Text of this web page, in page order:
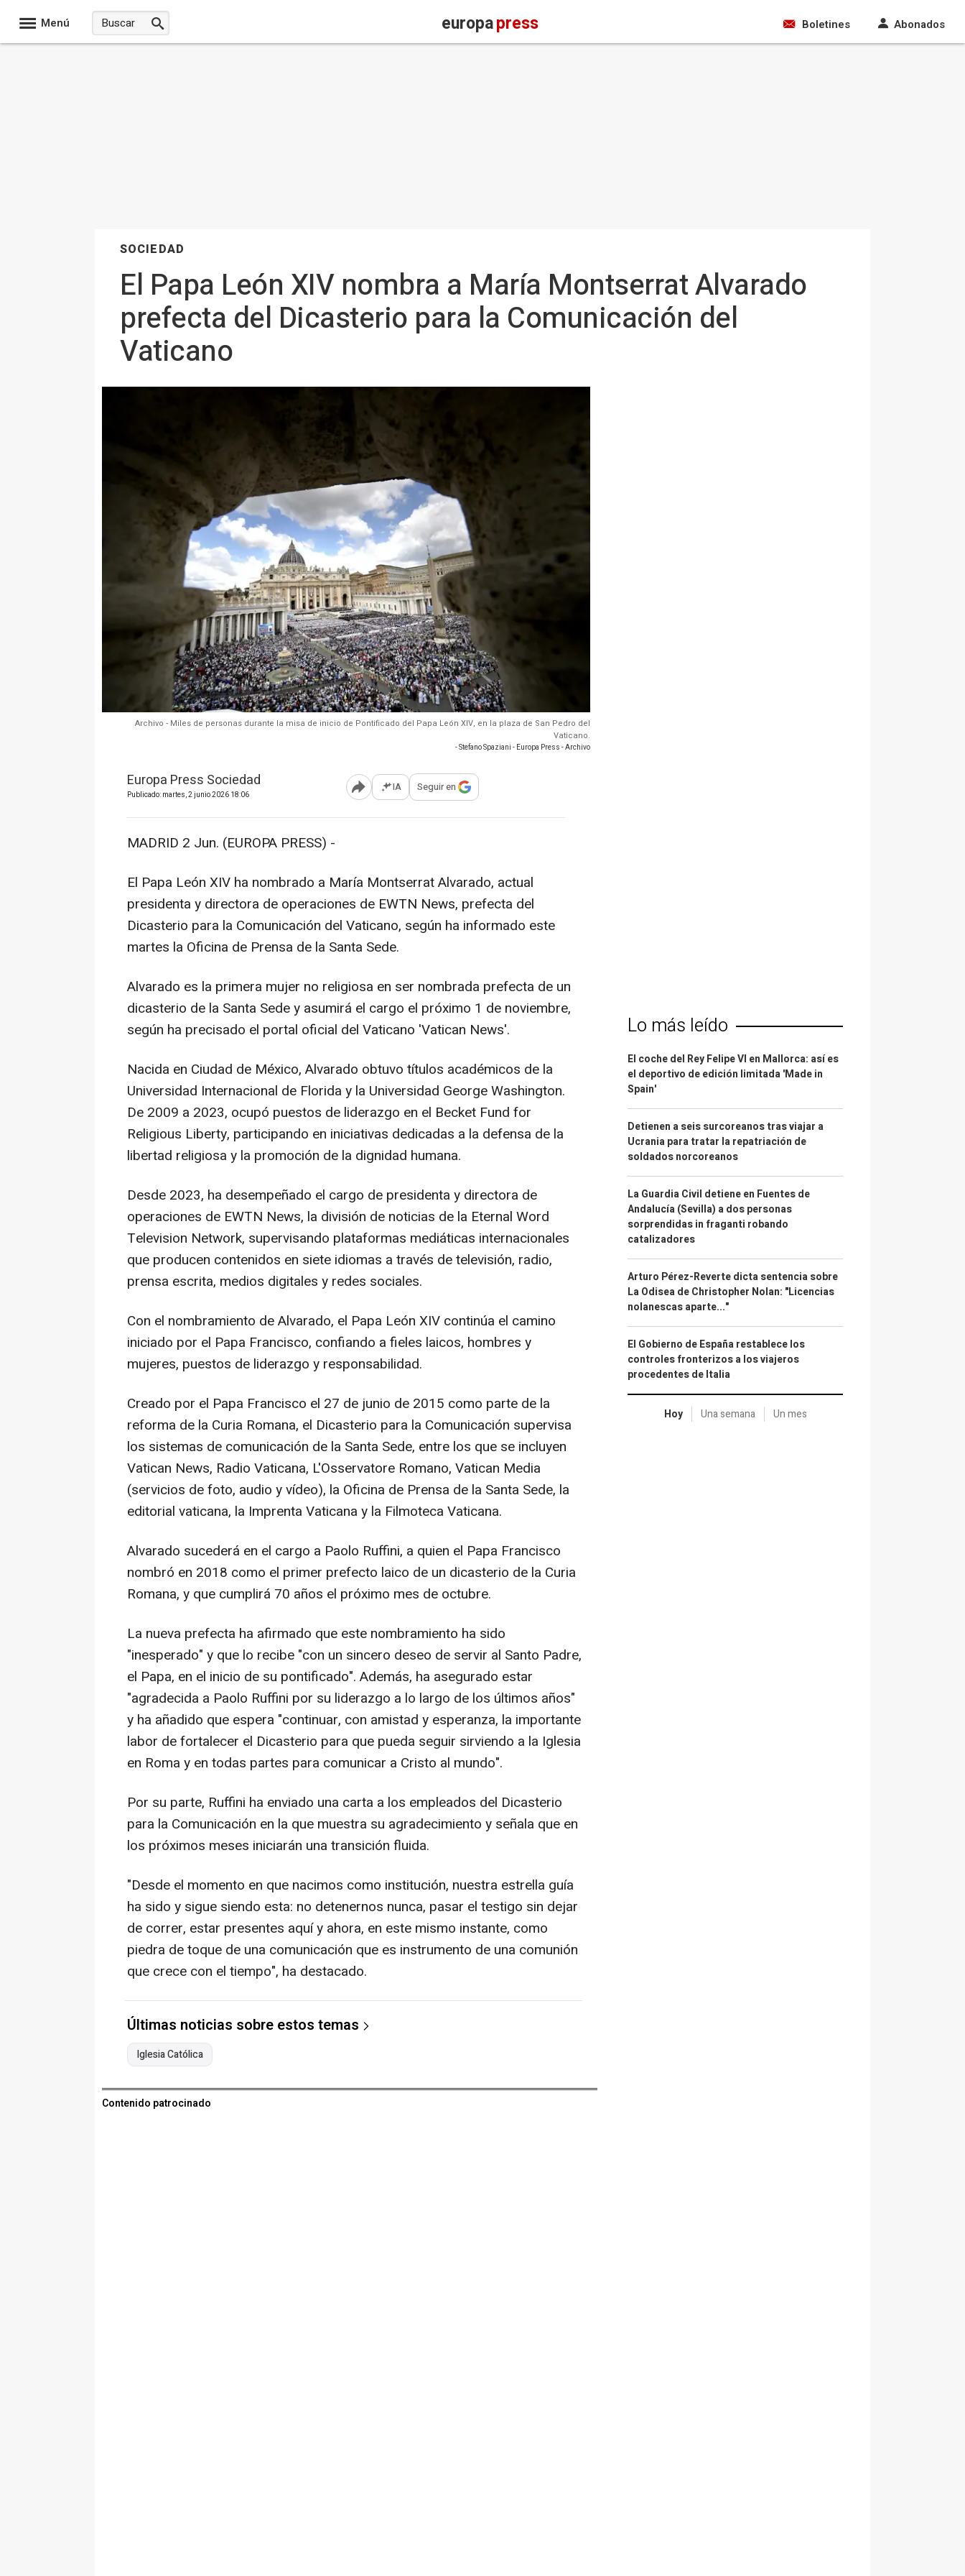
Menú europapress Boletines Abonados
SOCIEDAD
El Papa León XIV nombra a María Montserrat Alvarado
prefecta del Dicasterio para la Comunicación del
Vaticano
Archivo - Miles de personas durante la misa de inicio de Pontificado del Papa León XIV, en la plaza de San Pedro del
Vaticano.
- Stefano Spaziani - Europa Press - Archivo
Europa Press Sociedad
Publicado: martes, 2 junio 2026 18:06 Abrir opciones para compartir
IA Seguir en
MADRID 2 Jun. (EUROPA PRESS) -
El Papa León XIV ha nombrado a María Montserrat Alvarado, actual
presidenta y directora de operaciones de EWTN News, prefecta del
Dicasterio para la Comunicación del Vaticano, según ha informado este
martes la Oficina de Prensa de la Santa Sede.
Alvarado es la primera mujer no religiosa en ser nombrada prefecta de un
dicasterio de la Santa Sede y asumirá el cargo el próximo 1 de noviembre,
según ha precisado el portal oficial del Vaticano 'Vatican News'.
Nacida en Ciudad de México, Alvarado obtuvo títulos académicos de la
Universidad Internacional de Florida y la Universidad George Washington.
De 2009 a 2023, ocupó puestos de liderazgo en el Becket Fund for
Religious Liberty, participando en iniciativas dedicadas a la defensa de la
libertad religiosa y la promoción de la dignidad humana.
Desde 2023, ha desempeñado el cargo de presidenta y directora de
operaciones de EWTN News, la división de noticias de la Eternal Word
Television Network, supervisando plataformas mediáticas internacionales
que producen contenidos en siete idiomas a través de televisión, radio,
prensa escrita, medios digitales y redes sociales.
Con el nombramiento de Alvarado, el Papa León XIV continúa el camino
iniciado por el Papa Francisco, confiando a fieles laicos, hombres y
mujeres, puestos de liderazgo y responsabilidad.
Creado por el Papa Francisco el 27 de junio de 2015 como parte de la
reforma de la Curia Romana, el Dicasterio para la Comunicación supervisa
los sistemas de comunicación de la Santa Sede, entre los que se incluyen
Vatican News, Radio Vaticana, L'Osservatore Romano, Vatican Media
(servicios de foto, audio y vídeo), la Oficina de Prensa de la Santa Sede, la
editorial vaticana, la Imprenta Vaticana y la Filmoteca Vaticana.
Alvarado sucederá en el cargo a Paolo Ruffini, a quien el Papa Francisco
nombró en 2018 como el primer prefecto laico de un dicasterio de la Curia
Romana, y que cumplirá 70 años el próximo mes de octubre.
La nueva prefecta ha afirmado que este nombramiento ha sido
"inesperado" y que lo recibe "con un sincero deseo de servir al Santo Padre,
el Papa, en el inicio de su pontificado". Además, ha asegurado estar
"agradecida a Paolo Ruffini por su liderazgo a lo largo de los últimos años"
y ha añadido que espera "continuar, con amistad y esperanza, la importante
labor de fortalecer el Dicasterio para que pueda seguir sirviendo a la Iglesia
en Roma y en todas partes para comunicar a Cristo al mundo".
Por su parte, Ruffini ha enviado una carta a los empleados del Dicasterio
para la Comunicación en la que muestra su agradecimiento y señala que en
los próximos meses iniciarán una transición fluida.
"Desde el momento en que nacimos como institución, nuestra estrella guía
ha sido y sigue siendo esta: no detenernos nunca, pasar el testigo sin dejar
de correr, estar presentes aquí y ahora, en este mismo instante, como
piedra de toque de una comunicación que es instrumento de una comunión
que crece con el tiempo", ha destacado.
Últimas noticias sobre estos temas
Iglesia Católica
Contenido patrocinado
Lo más leído
El coche del Rey Felipe VI en Mallorca: así es
el deportivo de edición limitada 'Made in
Spain'
Detienen a seis surcoreanos tras viajar a
Ucrania para tratar la repatriación de
soldados norcoreanos
La Guardia Civil detiene en Fuentes de
Andalucía (Sevilla) a dos personas
sorprendidas in fraganti robando
catalizadores
Arturo Pérez-Reverte dicta sentencia sobre
La Odisea de Christopher Nolan: "Licencias
nolanescas aparte..."
El Gobierno de España restablece los
controles fronterizos a los viajeros
procedentes de Italia
Hoy Una semana Un mes